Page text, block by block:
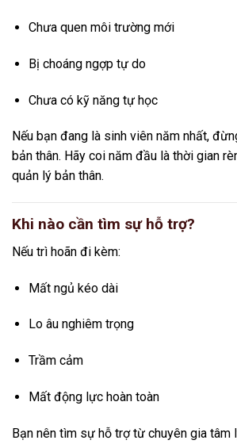
Chưa quen môi trường mới
Bị choáng ngợp tự do
Chưa có kỹ năng tự học
Nếu bạn đang là sinh viên năm nhất,
bản thân. Hãy coi năm đầu là thời gian
quản lý bản thân.
Khi nào cần tìm sự hỗ trợ?
Nếu trì hoãn đi kèm:
Mất ngủ kéo dài
Lo âu nghiêm trọng
Trầm cảm
Mất động lực hoàn toàn
Bạn nên tìm sự hỗ trợ từ chuyên gia tâm